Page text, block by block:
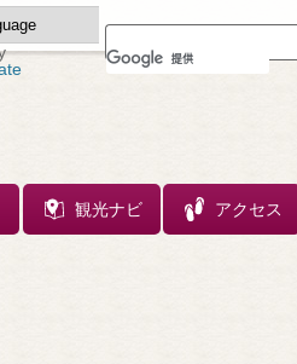
観光ナビ アクセス